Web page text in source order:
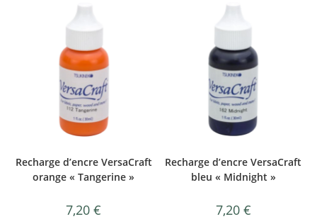
Recharge d’encre VersaCraft
orange « Tangerine »
7,20€
Recharge d’encre VersaCraft
bleu « Midnight »
7,20 €